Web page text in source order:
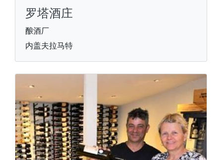
罗塔酒庄
酿酒厂
内盖夫拉马特